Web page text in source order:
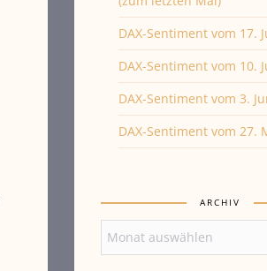
DAX-Sentiment vom 17.
DAX-Sentiment vom 10.
DAX-Sentiment vom 3.
DAX-Sentiment vom 27.
ARCHIV